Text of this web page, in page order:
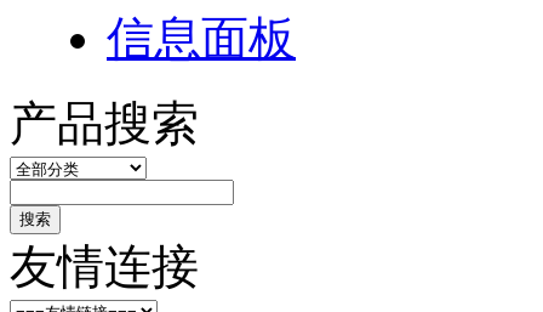
信息面板
产品搜索
搜索
友情连接